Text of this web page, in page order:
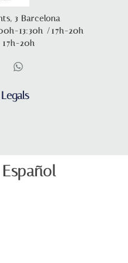
3 Barcelona
13:30h /17h-20h
17h-20h
Español